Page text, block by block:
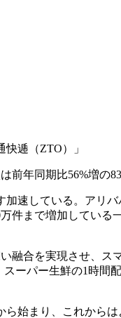
逓（ZTO）」
年同期比56%増の
速している。アリ
件まで増加してい
融合を実現させ、ス
ーパー生鮮の1時間
始まり、これから